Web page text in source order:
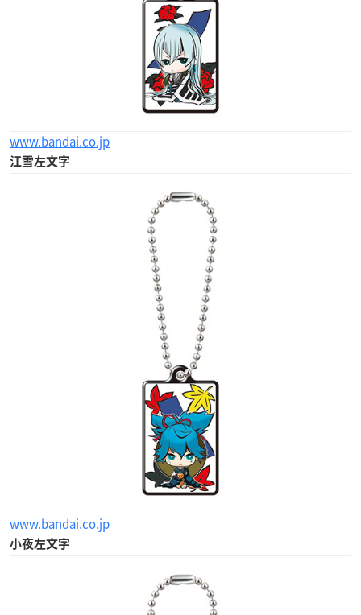
www.bandai.co.jp
江雪左文字
www.bandai.co.jp
小夜左文字